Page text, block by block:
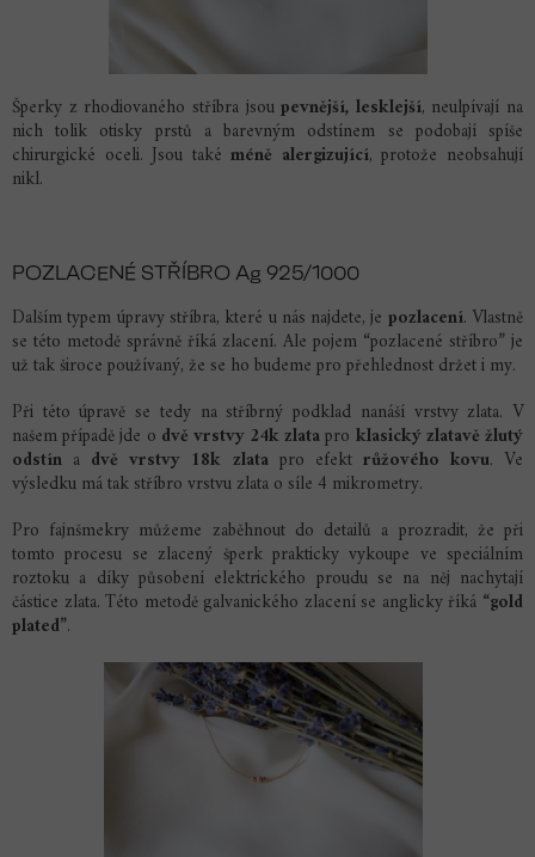
Šperky z rhodiovaného stříbra jsoupevnější, lesklejší, neulpívají na
nich tolik otisky prstů a barevným odstínem se podobají spíše
chirurgické oceli. Jsou také méně alergizující, protože neobsahují
nikl.
POZLACENÉ STŘÍBRO Ag 925/1000
Dalším typem úpravy stříbra, které u nás najdete, je pozlacení. Vlastně
se této metodě správně říká zlacení. Ale pojem “pozlacené stříbro” je
už tak široce používaný, že se ho budeme pro přehlednost držet i my.
Při této úpravě se tedy na stříbrný podklad nanáší vrstvy zlata. V
našem případě jde o dvě vrstvy 24k zlatapro klasický zlatavě žlutý
odstín a dvě vrstvy 18k zlatapro efekt růžového kovu. Ve
výsledku má tak stříbro vrstvu zlata o síle 4 mikrometry.
Pro fajnšmekry můžeme zaběhnout do detailů a prozradit, že při
tomto procesu se zlacený šperk prakticky vykoupe ve speciálním
roztoku a díky působení elektrického proudu se na něj nachytají
částice zlata.Této metodě galvanického zlacení se anglicky říká “gold
plated”.